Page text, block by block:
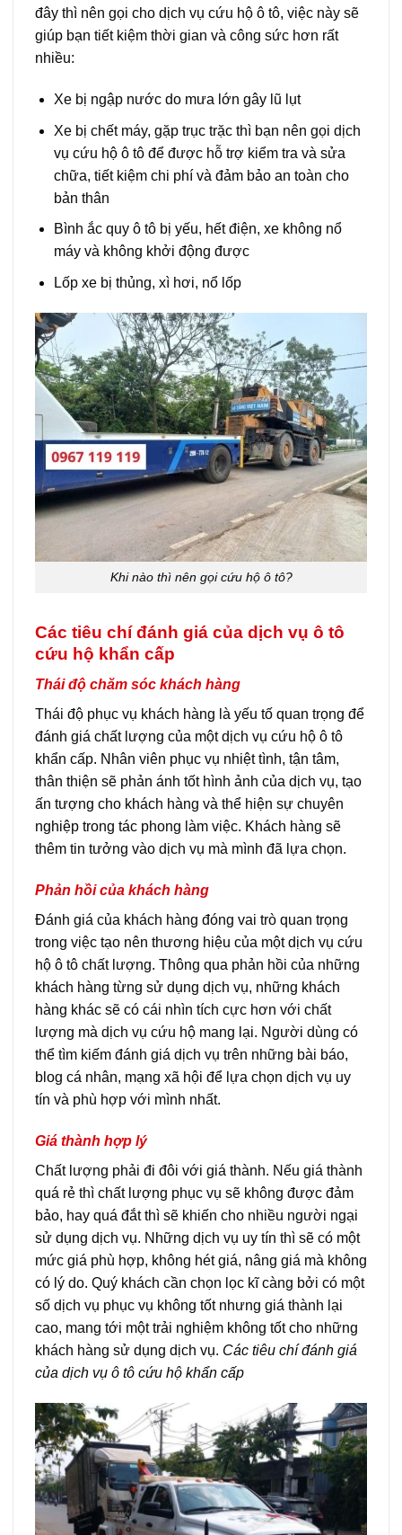
đây thì nên gọi cho dịch vụ cứu hộ ô tô, việc này sẽ
giúp bạn tiết kiệm thời gian và công sức hơn rất
nhiều:
Xe bị ngập nước do mưa lớn gây lũ lụt
Xe bị chết máy, gặp trục trặc thì bạn nên gọi dịch
vụ cứu hộ ô tô để được hỗ trợ kiểm tra và sửa
chữa, tiết kiệm chi phí và đảm bảo an toàn cho
bản thân
Bình ắc quy ô tô bị yếu, hết điện, xe không nổ
máy và không khởi động được
Lốp xe bị thủng, xì hơi, nổ lốp
Khi nào thì nên gọi cứu hộ ô tô?
Các tiêu chí đánh giá của dịch vụ ô tô
cứu hộ khẩn cấp
Thái độ chăm sóc khách hàng
Thái độ phục vụ khách hàng là yếu tố quan trọng để
đánh giá chất lượng của mộtdịch vụ cứu hộ ô tô
khẩn cấp. Nhân viên phục vụ nhiệt tình, tận tâm,
thân thiện sẽ phản ánh tốt hình ảnh của dịch vụ, tạo
ấn tượng cho khách hàng và thể hiện sự chuyên
nghiệp trong tác phong làm việc. Khách hàng sẽ
thêm tin tưởng vào dịch vụ mà mình đã lựa chọn.
Phản hồi của khách hàng
Đánh giá của khách hàng đóng vai trò quan trọng
trong việc tạo nên thương hiệu của một dịch vụ cứu
hộ ô tô chất lượng. Thông qua phản hồi của những
khách hàng từng sử dụng dịch vụ, những khách
hàng khác sẽ có cái nhìn tích cực hơn với chất
lượng mà dịch vụ cứu hộ mang lại. Người dùng có
thể tìm kiếm đánh giá dịch vụ trên những bài báo,
blog cá nhân, mạng xã hội để lựa chọn dịch vụ uy
tín và phù hợp với mình nhất.
Giá thành hợp lý
Chất lượng phải đi đôi với giá thành. Nếu giá thành
quá rẻ thì chất lượng phục vụ sẽ không được đảm
bảo, hay quá đắt thì sẽ khiến cho nhiều người ngại
sử dụng dịch vụ. Những dịch vụ uy tín thì sẽ có một
mức giá phù hợp, không hét giá, nâng giá mà không
có lý do. Quý khách cần chọn lọc kĩ càng bởi có một
số dịch vụ phục vụ không tốt nhưng giá thành lại
cao, mang tới một trải nghiệm không tốt cho những
khách hàng sử dụng dịch vụ. Các tiêu chí đánh giá
của dịch vụ ô tô cứu hộ khẩn cấp